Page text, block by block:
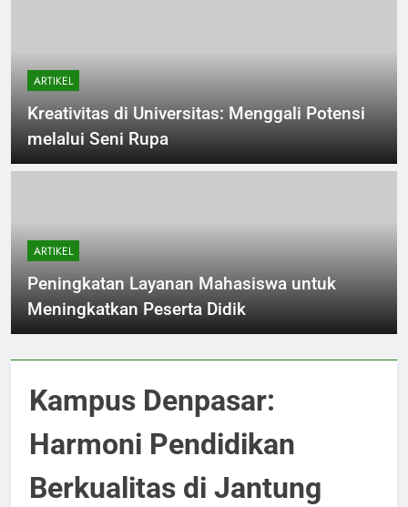
ARTIKEL
Kreativitas di Universitas: Menggali Potensi
melalui Seni Rupa
ARTIKEL
Peningkatan Layanan Mahasiswa untuk
Meningkatkan Peserta Didik
Kampus Denpasar:
Harmoni Pendidikan
Berkualitas di Jantung